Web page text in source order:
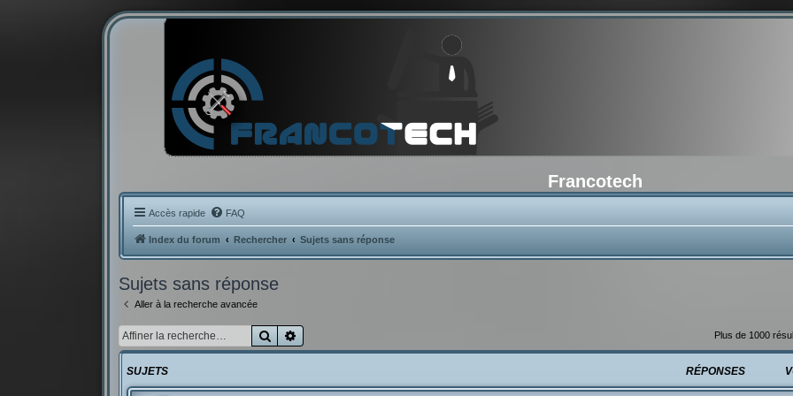
Francotech
Accès rapide FAQ
Index du forum Rechercher Sujets sans réponse
Sujets sans réponse
Aller à la recherche avancée
Rechercher Plus de 1000
SUJETS RÉPONSES